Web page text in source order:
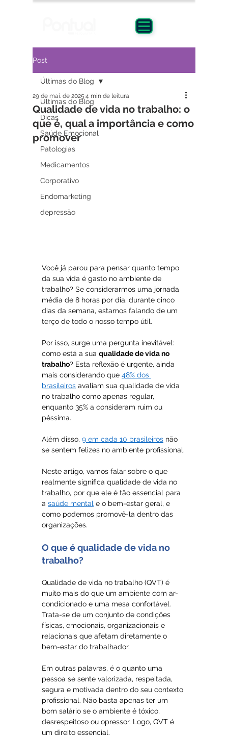
Post
Últimas do Blog
Dicas
Saúde Emocional
Patologias
Medicamentos
Corporativo
Endomarketing
depressão
Últimas do Blog
Qualidade de vida no trabalho: o
que é, qual a importância e como
promover
29 de mai. de 2025 4 min de leitura
Você já parou para pensar quanto tempo
da sua vida é gasto no ambiente de
trabalho? Se considerarmos uma jornada
média de 8 horas por dia, durante cinco
dias da semana, estamos falando de um
terço de todo o nosso tempo útil.
Por isso, surge uma pergunta inevitável:
como está a sua qualidade de vida no
trabalho? Esta reflexão é urgente, ainda
mais considerando que 48% dos
brasileiros avaliam sua qualidade de vida
no trabalho como apenas regular,
enquanto 35% a consideram ruim ou
péssima.
Além disso, 9 em cada 10 brasileiros não
se sentem felizes no ambiente profissional.
Neste artigo, vamos falar sobre o que
realmente significa qualidade de vida no
trabalho, por que ele é tão essencial para
a saúde mental e o bem-estar geral, e
como podemos promovê-la dentro das
organizações.
O que é qualidade de vida no
trabalho?
Qualidade de vida no trabalho (QVT) é
muito mais do que um ambiente com ar-
condicionado e uma mesa confortável.
Trata-se de um conjunto de condições
físicas, emocionais, organizacionais e
relacionais que afetam diretamente o
bem-estar do trabalhador.
Em outras palavras, é o quanto uma
pessoa se sente valorizada, respeitada,
segura e motivada dentro do seu contexto
profissional. Não basta apenas ter um
bom salário se o ambiente é tóxico,
desrespeitoso ou opressor. Logo, QVT é
um direito essencial.